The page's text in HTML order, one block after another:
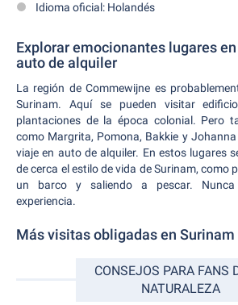
Idioma oficial: Holandés
Explorar emocionantes lugares
auto de alquiler
La región de Commewijne es
Surinam. Aquí se pueden visitar
plantaciones de la época colonial. Pero
como Margrita, Pomona, Bakkie y
viaje en auto de alquiler. En estos lugares
de cerca el estilo de vida de Surinam, como
un barco y saliendo a pescar.
experiencia.
Más visitas obligadas en Surinam
CONSEJOS PARA FANS
NATURALEZA